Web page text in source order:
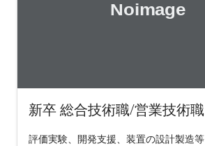
新卒 総合技術職/営業技術職
評価実験、開発支援、装置の設計製造等